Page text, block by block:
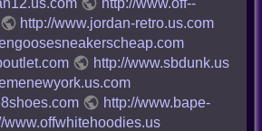
http://www.off--
http://www.jordan-retro.us.com
http://www.sbdunk.us
http://www.bape-
www.offwhitehoodies.us